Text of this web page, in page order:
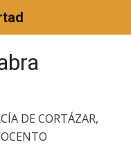
DE CORTÁZAR,